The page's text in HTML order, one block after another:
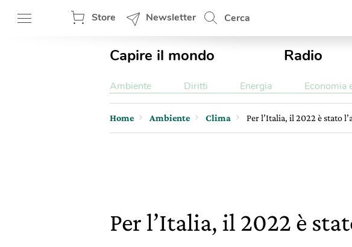
Store Newsletter Cerca
Capire il mondo Radio
Ambiente Diritti Energia Economia
Home Ambiente Clima Per l’Italia, il 2022 è stato
Per l’Italia, il 2022 è